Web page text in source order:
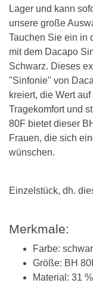
Lager und kann
unsere große
Tauchen Sie ein in
mit dem Dacapo
Schwarz. Dieses
"Sinfonie" von
kreiert, die Wert
Tragekomfort und
80F bietet dieser
Frauen, die sich
wünschen.
Einzelstück, dh.
Merkmale:
Farbe:
Größe: BH
Material: 31